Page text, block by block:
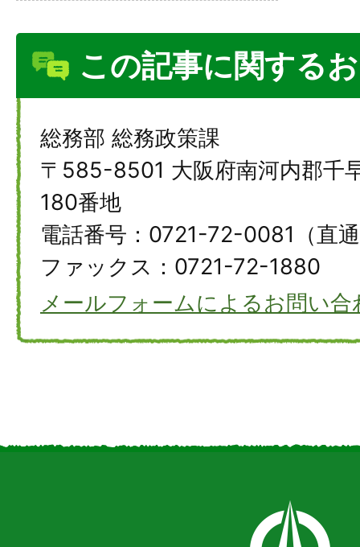
この記事に関する
総務部 総務政策課
〒585-8501 大阪府南河内郡千
180番地
電話番号：0721-72-0081（直
ファックス：0721-72-1880
メールフォームによるお問い合